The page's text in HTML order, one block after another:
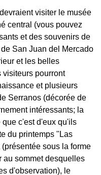
visiter le musée
central (vous pouvez
et des souvenirs de
San Juan del Mercado
et les belles
visiteurs pourront
et plusieurs
Serranos (décorée de
intéressants; la
que c'est d'eux qu'ils
du printemps "Las
sous la forme
au sommet desquelles
d'observation), le